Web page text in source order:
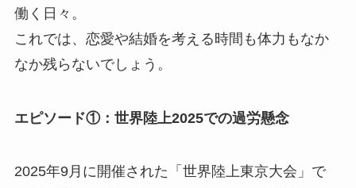
働く日々。
これでは、恋愛や結婚を考える時間も体力もなか
なか残らないでしょう。
エピソード①：世界陸上2025での過労懸念
2025年9月に開催された「世界陸上東京大会」で